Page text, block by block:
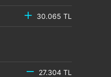
30.065 TL
27.304 TL